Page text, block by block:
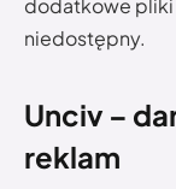
dodatkowe
niedostępny.
Unciv –
reklam